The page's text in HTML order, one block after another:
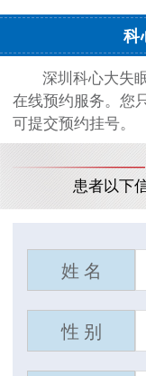
科
深圳科心大失
在线预约服务。您
可提交预约挂号。
患者以下
姓 名
性 别